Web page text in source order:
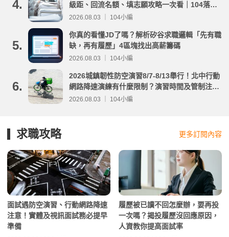
4.
級距、回流名額、填志願攻略一次看｜104落點
分析
2026.08.03 ｜ 104小編
5.
你真的看懂JD了嗎？解析矽谷求職邏輯「先有職
缺，再有履歷」4區塊找出高薪籌碼
2026.08.03 ｜ 104小編
6.
2026城鎮韌性防空演習8/7-8/13舉行！北中行動
網路降速演練有什麼限制？演習時間及管制注意
事項整理
2026.08.03 ｜ 104小編
求職攻略 更多訂閱內容
面試遇防空演習、行動網路降速
注意！實體及視訊面試務必提早
準備
履歷被已讀不回怎麼辦，要再投
一次嗎？揭投履歷沒回應原因，
人資教你提高面試率